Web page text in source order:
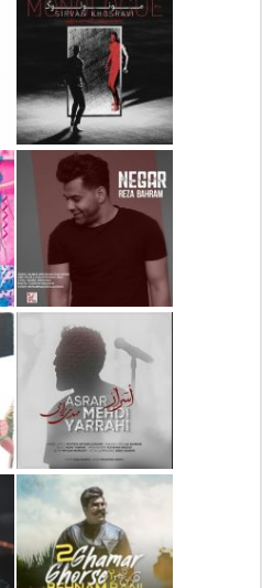
دانلود آلبوم جدید سیروان
خسروی بنام مونولوگ
دانلود آهنگ جدید رضا
بهرام بنام نگار
دانلود آهنگ جدید مهدی
یراحی بنام اسرار